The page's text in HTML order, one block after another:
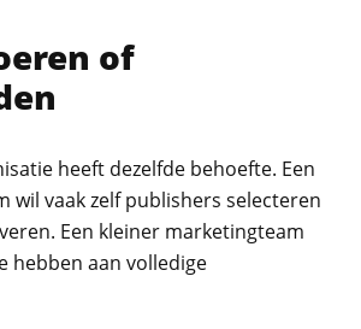
of
heeft dezelfde behoefte. Een
wil vaak zelf publishers selecteren
Een kleiner marketingteam
hebben aan volledige